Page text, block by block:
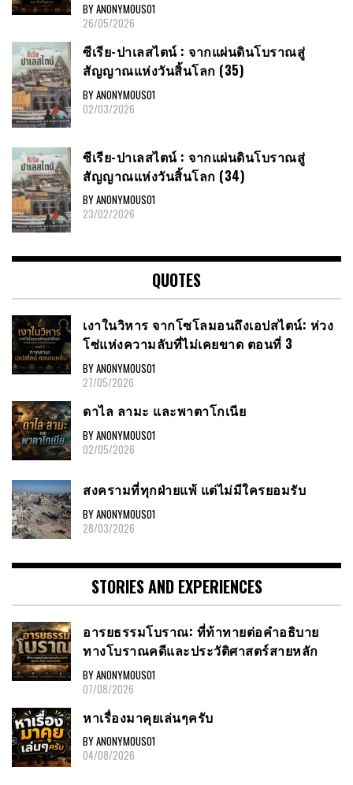
BY ANONYMOUS01
26/05/2026
ซีเรีย​-ปาเลสไตน์​ : จากแผ่นดินโบราณสู่
สัญญาณ​แห่งวันสิ้นโลก​ (35)
BY ANONYMOUS01
02/03/2026
ซีเรีย​-ปาเลสไตน์​ : จากแผ่นดินโบราณสู่
สัญญาณ​แห่งวันสิ้นโลก​ (34)
BY ANONYMOUS01
23/02/2026
QUOTES
เงาในวิหาร จากโซโลมอนถึงเอปสไตน์: ห่วง
โซ่แห่งความลับที่ไม่เคยขาด ตอนที่ 3
BY ANONYMOUS01
27/05/2026
ดาไล ลามะ และพาตาโกเนีย
BY ANONYMOUS01
02/05/2026
สงครามที่ทุกฝ่ายแพ้ แต่ไม่มีใครยอมรับ
BY ANONYMOUS01
28/03/2026
STORIES AND EXPERIENCES
อารยธรรมโบราณ: ที่ท้าทายต่อคำอธิบาย
ทางโบราณคดีและประวัติศาสตร์สายหลัก
BY ANONYMOUS01
07/08/2026
หาเรื่องมาคุยเล่นๆครับ
BY ANONYMOUS01
04/08/2026